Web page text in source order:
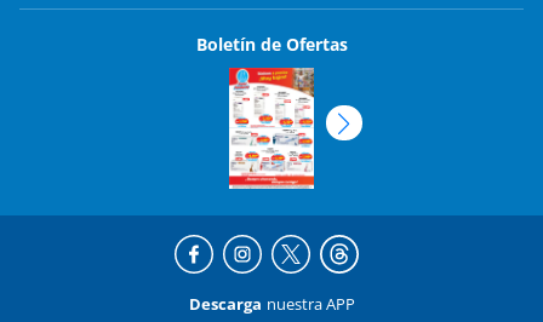
Boletín de Ofertas
Descarga nuestra APP